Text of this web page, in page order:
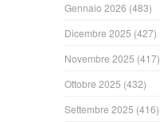
Gennaio 2026 (483)
Dicembre 2025 (427)
Novembre 2025 (417)
Ottobre 2025 (432)
Settembre 2025 (416)